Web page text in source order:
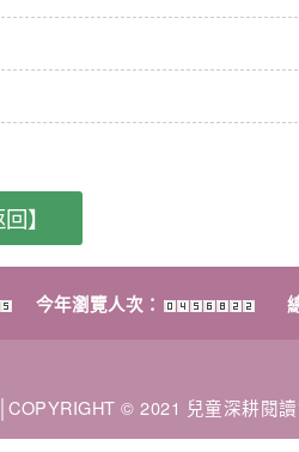
回】
今年瀏覽人次：
© 2021 兒童深耕閱